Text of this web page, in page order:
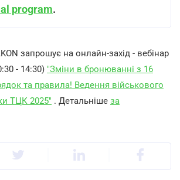
program.
запрошує на онлайн-захід - вебінар
- 14:30) "Зміни в бронюванні з 16
та правила! Ведення військового
ТЦК 2025" . Детальніше за